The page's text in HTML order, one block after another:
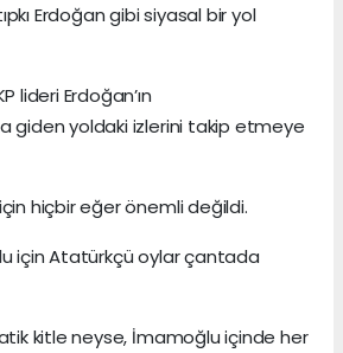
Erdoğan gibi siyasal bir yol
lideri Erdoğan’ın
giden yoldaki izlerini takip etmeye
hiçbir eğer önemli değildi.
için Atatürkçü oylar çantada
kitle neyse, İmamoğlu içinde her